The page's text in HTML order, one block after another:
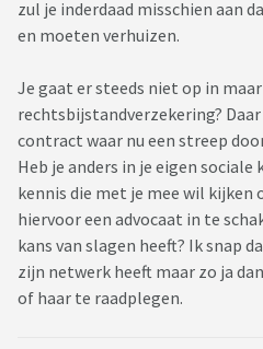
zul je inderdaad misschien aan
en moeten verhuizen.
Je gaat er steeds niet op in
rechtsbijstandverzekering?
contract waar nu een streep
Heb je anders in je eigen
kennis die met je mee wil kijken
hiervoor een advocaat in te
kans van slagen heeft? Ik snap
zijn netwerk heeft maar zo ja
of haar te raadplegen.